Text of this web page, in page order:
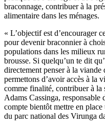
braconnage, contribuer à la
alimentaire dans les ménages.
« L’objectif est d’encourager
pour devenir braconnier à
populations dans les milieux
brousse. Si quelqu’un te dit
directement penser à la
permettons d’avoir accès à la
comme finalité, contribuer à la
Adams Cassinga,
compte bientôt mettre en
du parc national des Virunga